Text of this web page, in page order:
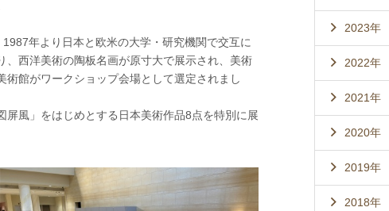
年より日本と欧米の大学・研究機関で交互に
、西洋美術の陶板名画が原寸大で展示され、美術
館がワークショップ会場として選定されまし
風」をはじめとする日本美術作品8点を特別に展
2023年
2022年
2021年
2020年
2019年
2018年